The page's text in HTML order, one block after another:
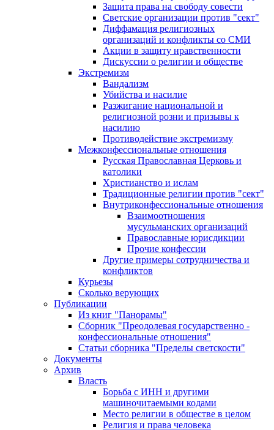
Защита права на свободу совести
Светские организации против "сект"
Диффамация религиозных
организаций и конфликты со СМИ
Акции в защиту нравственности
Дискуссии о религии и обществе
Экстремизм
Вандализм
Убийства и насилие
Разжигание национальной и
религиозной розни и призывы к
насилию
Противодействие экстремизму
Межконфессиональные отношения
Русская Православная Церковь и
католики
Христианство и ислам
Традиционные религии против "сект"
Внутриконфессиональные отношения
Взаимоотношения
мусульманских организаций
Православные юрисдикции
Прочие конфессии
Другие примеры сотрудничества и
конфликтов
Курьезы
Сколько верующих
Публикации
Из книг "Панорамы"
Сборник "Преодолевая государственно -
конфессиональные отношения"
Статьи сборника "Пределы светскости"
Документы
Архив
Власть
Борьба с ИНН и другими
машиночитаемыми кодами
Место религии в обществе в целом
Религия и права человека